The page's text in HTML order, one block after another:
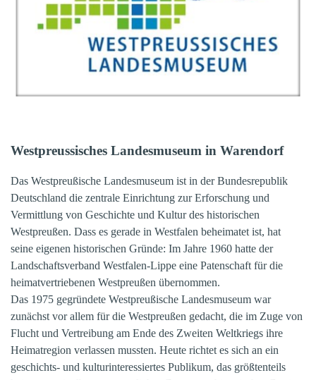
Westpreussisches Landesmuseum in Warendorf
Das Westpreußische Landesmuseum ist in der Bundesrepublik
Deutschland die zentrale Einrichtung zur Erforschung und
Vermittlung von Geschichte und Kultur des historischen
Westpreußen. Dass es gerade in Westfalen beheimatet ist, hat
seine eigenen historischen Gründe: Im Jahre 1960 hatte der
Landschaftsverband Westfalen-Lippe eine Patenschaft für die
heimatvertriebenen Westpreußen übernommen.
Das 1975 gegründete Westpreußische Landesmuseum war
zunächst vor allem für die Westpreußen gedacht, die im Zuge von
Flucht und Vertreibung am Ende des Zweiten Weltkriegs ihre
Heimatregion verlassen mussten. Heute richtet es sich an ein
geschichts- und kulturinteressiertes Publikum, das größtenteils